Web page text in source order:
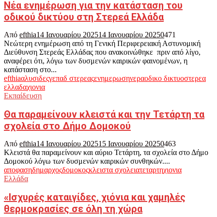
Νέα ενημέρωση για την κατάσταση του
οδικού δικτύου στη Στερεά Ελλάδα
Από efthia14 Ιανουαρίου 202514 Ιανουαρίου 20250471
Νεώτερη ενημέρωση από τη Γενική Περιφερειακή Αστυνομική
Διεύθυνση Στερεάς Ελλάδας που ανακοινώθηκε πριν από λίγο,
αναφέρει ότι, λόγω των δυσμενών καιρικών φαινομένων, η
κατάσταση στο...
efthiaαλυσιδεςγεπαδ στερεαςενημερωσηνεραοδικο δικτυοστερεα
ελλαδαχιονια
Εκπαίδευση
Θα παραμείνουν κλειστά και την Τετάρτη τα
σχολεία στο Δήμο Δομοκού
Από efthia14 Ιανουαρίου 202515 Ιανουαρίου 20250463
Κλειστά θα παραμείνουν και αύριο Τετάρτη, τα σχολεία στο Δήμο
Δομοκού λόγω των δυσμενών καιρικών συνθηκών....
αποφασηδημαρχοςδομοκοςκλειστα σχολειατεταρτηχιονια
Ελλάδα
«Ισχυρές καταιγίδες, χιόνια και χαμηλές
θερμοκρασίες σε όλη τη χώρα